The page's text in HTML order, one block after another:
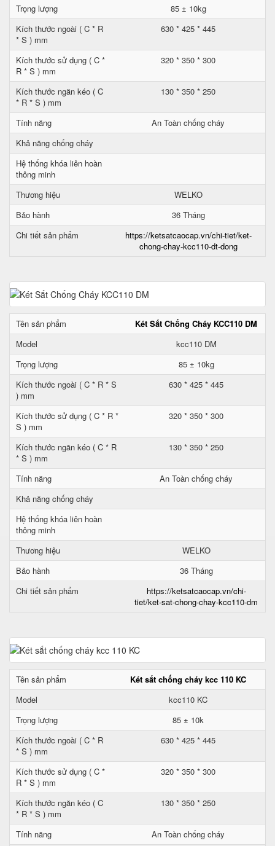
Trọng lượng
85 ± 10kg
Kích thước ngoài ( C * R
* S ) mm
630 * 425 * 445
Kích thước sử dụng ( C *
R * S ) mm
320 * 350 * 300
Kích thước ngăn kéo ( C
* R * S ) mm
130 * 350 * 250
Tính năng
An Toàn chống cháy
Khả năng chống cháy
Hệ thống khóa liên hoàn
thông minh
Thương hiệu
WELKO
Bảo hành
36 Tháng
Chi tiết sản phẩm
https://ketsatcaocap.vn/chi-tiet/ket-
chong-chay-kcc110-dt-dong
Tên sản phẩm
Két Sắt Chống Cháy KCC110 DM
Model
kcc110 DM
Trọng lượng
85 ± 10kg
Kích thước ngoài ( C * R * S
) mm
630 * 425 * 445
Kích thước sử dụng ( C * R *
S ) mm
320 * 350 * 300
Kích thước ngăn kéo ( C * R
* S ) mm
130 * 350 * 250
Tính năng
An Toàn chống cháy
Khả năng chống cháy
Hệ thống khóa liên hoàn
thông minh
Thương hiệu
WELKO
Bảo hành
36 Tháng
Chi tiết sản phẩm
https://ketsatcaocap.vn/chi-
tiet/ket-sat-chong-chay-kcc110-dm
Tên sản phẩm
Két sắt chống cháy kcc 110 KC
Model
kcc110 KC
Trọng lượng
85 ± 10k
Kích thước ngoài ( C * R
* S ) mm
630 * 425 * 445
Kích thước sử dụng ( C *
R * S ) mm
320 * 350 * 300
Kích thước ngăn kéo ( C
* R * S ) mm
130 * 350 * 250
Tính năng
An Toàn chống cháy